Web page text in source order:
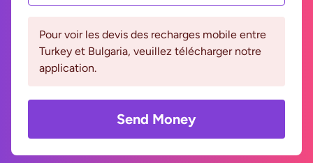
Pour voir les devis des recharges mobile entre
Turkey et Bulgaria, veuillez télécharger notre
application.
Send Money